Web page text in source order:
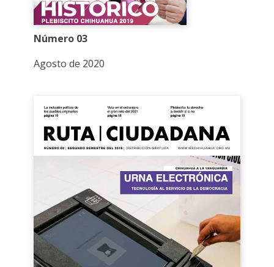
Número 03
Agosto de 2020